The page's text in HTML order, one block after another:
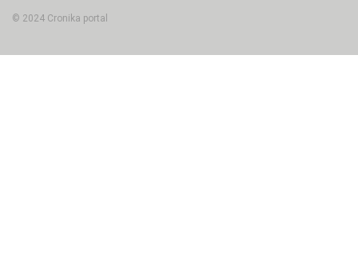
© 2024 Cronika portal